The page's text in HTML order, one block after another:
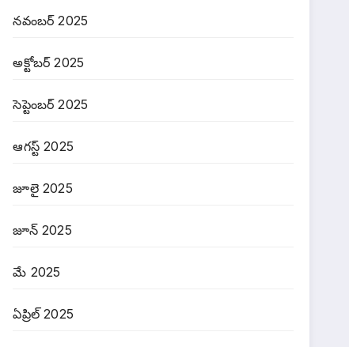
నవంబర్ 2025
అక్టోబర్ 2025
సెప్టెంబర్ 2025
ఆగస్ట్ 2025
జూలై 2025
జూన్ 2025
మే 2025
ఏప్రిల్ 2025